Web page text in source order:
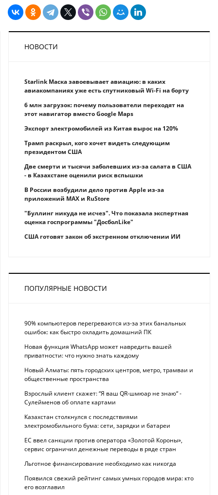
НОВОСТИ
Starlink Маска завоевывает авиацию: в каких
авиакомпаниях уже есть спутниковый Wi-Fi на борту
6 млн загрузок: почему пользователи переходят на
этот навигатор вместо Google Maps
Экспорт электромобилей из Китая вырос на 120%
Трамп раскрыл, кого хочет видеть следующим
президентом США
Две смерти и тысячи заболевших из-за салата в США
- в Казахстане оценили риск вспышки
В России возбудили дело против Apple из-за
приложений MAX и RuStore
"Буллинг никуда не исчез". Что показала экспертная
оценка госпрограммы "ДосболLike"
США готовят закон об экстренном отключении ИИ
ПОПУЛЯРНЫЕ НОВОСТИ
90% компьютеров перегреваются из-за этих банальных
ошибок: как быстро охладить домашний ПК
Новая функция WhatsApp может навредить вашей
приватности: что нужно знать каждому
Новый Алматы: пять городских центров, метро, трамваи и
общественные пространства
Взрослый клиент скажет: “Я ваш QR-шмюар не знаю“ -
Сулейменов об оплате картами
Казахстан столкнулся с последствиями
электромобильного бума: сети, зарядки и батареи
ЕС ввел санкции против оператора «Золотой Короны»,
сервис ограничил денежные переводы в ряде стран
Льготное финансирование необходимо как никогда
Появился свежий рейтинг самых умных городов мира: кто
его возглавил